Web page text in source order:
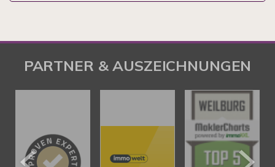
PARTNER & AUSZEICHNUNGEN